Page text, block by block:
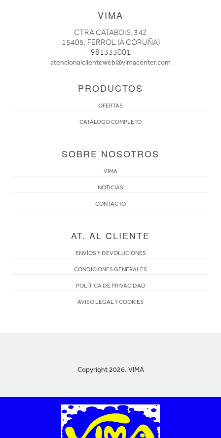
VIMA
CTRA CATABOIS, 342
15405. FERROL (A CORUÑA)
981333001
atencionalclienteweb@vimacenter.com
PRODUCTOS
OFERTAS
CATÁLOGO COMPLETO
SOBRE NOSOTROS
VIMA
NOTICIAS
CONTACTO
AT. AL CLIENTE
ENVÍOS Y DEVOLUCIONES
CONDICIONES GENERALES
POLÍTICA DE PRIVACIDAD
AVISO LEGAL YCOOKIES
Copyright 2026. VIMA